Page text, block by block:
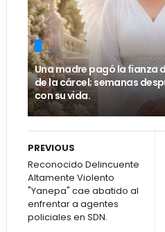
Una madre pagó la fianza
de la cárcel; semanas
con su vida.
PREVIOUS
Reconocido Delincuente
Altamente Violento
"Yanepa" cae abatido al
enfrentar a agentes
policiales en SDN.